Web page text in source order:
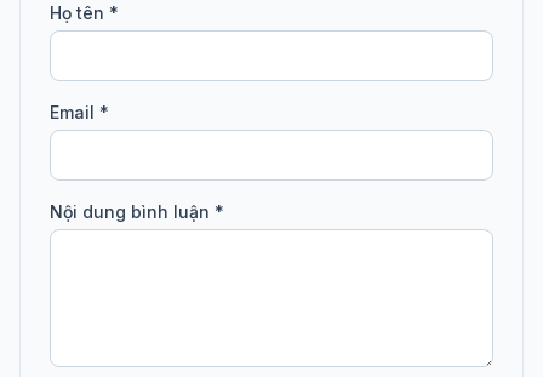
Họ tên *
Email *
Nội dung bình luận *